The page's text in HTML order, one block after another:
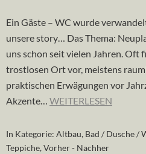
Ein Gäste – WC wurde
unsere story… Das Thema:
uns schon seit vielen Jahren. Oft
trostlosen Ort vor, meistens
praktischen Erwägungen vor
Akzente… WEITERLESEN
In Kategorie: Altbau, Bad / Dusche /
Teppiche,Vorher - Nachher